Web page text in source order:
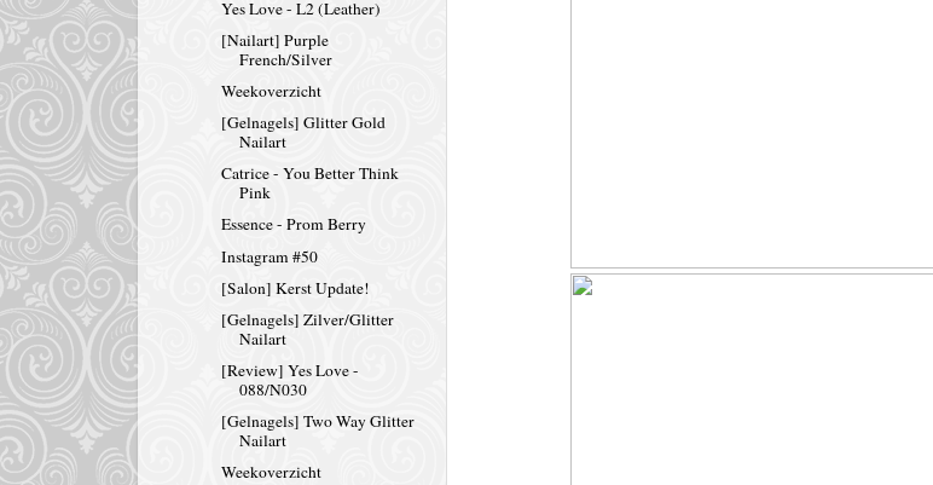
Yes Love - L2 (Leather)
[Nailart] Purple
French/Silver
Weekoverzicht
[Gelnagels] Glitter Gold
Nailart
Catrice - You Better Think
Pink
Essence - Prom Berry
Instagram #50
[Salon] Kerst Update!
[Gelnagels] Zilver/Glitter
Nailart
[Review] Yes Love -
088/N030
[Gelnagels] Two Way Glitter
Nailart
Weekoverzicht